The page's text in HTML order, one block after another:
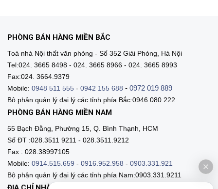
PHÒNG BÁN HÀNG MIỀN BẮC
Toà nhà Nội thất văn phòng - Số 352 Giải Phóng, Hà Nội
Tel:024. 3665 8498 - 024. 3665 8966 - 024. 3665 8993
Fax:024. 3664.9379
Mobile: 0948 511 555 - 0942 155 688 - 0972 019 889
Bộ phận quản lý đại lý các tỉnh phía Bắc:0946.080.222
PHÒNG BÁN HÀNG MIỀN NAM
55 Bạch Đằng, Phường 15, Q. Bình Thạnh, HCM
Số ĐT :028.3511 9211 - 028.3511.9212
Fax : 028.38997105
Mobile: 0914.515.659 - 0916.952.958 - 0903.331.921
Bộ phận quản lý đại lý các tỉnh phía Nam:0903.331.9211